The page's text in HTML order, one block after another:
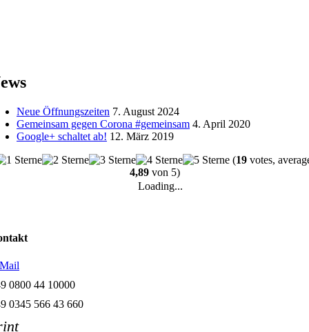
Neue Öffnungszeiten 7. August 2024
Gemeinsam gegen Corona #gemeinsam 4. April 2020
Google+ schaltet ab! 12. März 2019
(19votes,
4,89von 5)
Loading...
0800 44 10000
0345 566 43 660